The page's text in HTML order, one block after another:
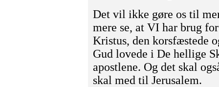
Det vil ikke gøre os til
mere se, at VI har brug
Kristus, den korsfæstede
Gud lovede i De hellige
apostlene. Og det skal
skal med til Jerusalem.